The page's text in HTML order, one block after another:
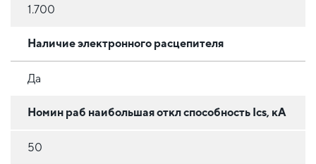
1.700
Наличие электронного расцепителя
Да
Номин раб наибольшая откл способность Ics, кА
50